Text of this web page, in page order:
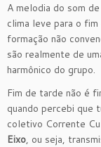
A melodia do som de
clima leve para o
formação não
são realmente de
harmônico do grupo.
Fim de tarde não é
quando percebi
coletivo Corrente
Eixo, ou seja,